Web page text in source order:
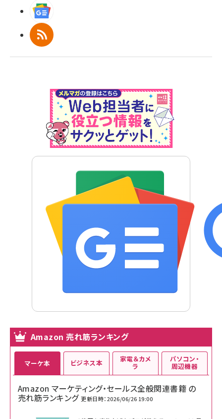
RSS
Amazon 売れ筋ランキング
マーケ本
Amazon マーケティング・セールス全般関連書籍 の
売れ筋ランキング 更新日時：2026/06/26 19:00
ビジネス本 家電＆カメ
ラ
パソコン・
周辺機器